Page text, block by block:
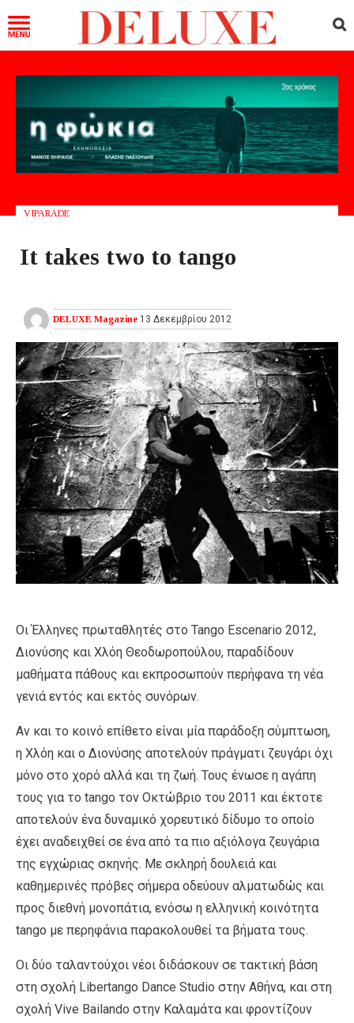
VIPARADE
It takes two to tango
DELUXE Magazine 13 Δεκεμβρίου 2012
Οι Έλληνες πρωταθλητές στο Tango Escenario 2012,
Διονύσης και Χλόη Θεοδωροπούλου, παραδίδουν
μαθήματα πάθους και εκπροσωπούν περήφανα τη νέα
γενιά εντός και εκτός συνόρων.
Αν και το κοινό επίθετο είναι μία παράδοξη σύμπτωση,
η Χλόη και ο Διονύσης αποτελούν πράγματι ζευγάρι όχι
μόνο στο χορό αλλά και τη ζωή. Τους ένωσε η αγάπη
τους για το tango τον Οκτώβριο του 2011 και έκτοτε
αποτελούν ένα δυναμικό χορευτικό δίδυμο το οποίο
έχει αναδειχθεί σε ένα από τα πιο αξιόλογα ζευγάρια
της εγχώριας σκηνής. Με σκληρή δουλειά και
καθημερινές πρόβες σήμερα οδεύουν αλματωδώς και
προς διεθνή μονοπάτια, ενόσω η ελληνική κοινότητα
tango με περηφάνια παρακολουθεί τα βήματα τους.
Οι δύο ταλαντούχοι νέοι διδάσκουν σε τακτική βάση
στη σχολή Libertango Dance Studio στην Αθήνα, και στη
σχολή Vive Bailando στην Καλαμάτα και φροντίζουν